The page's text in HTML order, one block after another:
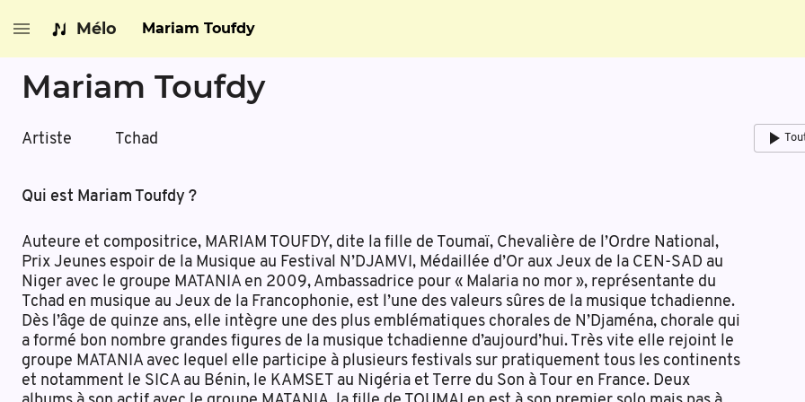
Mélo Mariam Toufdy
Mariam Toufdy
Artiste Tchad
Qui est Mariam Toufdy ?
Auteure et compositrice, MARIAM TOUFDY, dite la fille de Toumaï, Chevalière de l’Ordre National,
Prix Jeunes espoir de la Musique au Festival N’DJAMVI, Médaillée d’Or aux Jeux de la CEN-SAD au
Niger avec le groupe MATANIA en 2009, Ambassadrice pour « Malaria no mor », représentante du
Tchad en musique au Jeux de la Francophonie, est l’une des valeurs sûres de la musique tchadienne.
Dès l’âge de quinze ans, elle intègre une des plus emblématiques chorales de N’Djaména, chorale qui
a formé bon nombre grandes figures de la musique tchadienne d’aujourd’hui. Très vite elle rejoint le
groupe MATANIA avec lequel elle participe à plusieurs festivals sur pratiquement tous les continents
et notamment le SICA au Bénin, le KAMSET au Nigéria et Terre du Son à Tour en France. Deux